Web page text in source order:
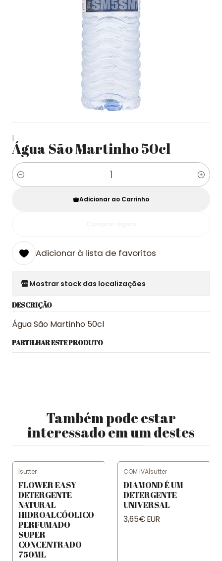
|
Água São Martinho 50cl
Quantidade
Adicionar ao Carrinho
Adicionar à lista de favoritos
Mostrar stock das localizações
DESCRIÇÃO
Água São Martinho 50cl
PARTILHAR ESTE PRODUTO
Também pode estar
interessado em um destes
|sutter
FLOWER EASY
DETERGENTE
NATURAL
HIDROALCÓOLICO
PERFUMADO
SUPER
CONCENTRADO
750ML
COM IVA|sutter
DIAMOND É UM
DETERGENTE
UNIVERSAL
3,65€ EUR